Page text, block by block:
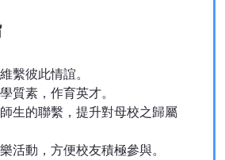
繫彼此情誼。
質素，作育英才。
生的聯繫，提升對母校之歸屬
活動，方便校友積極參與。